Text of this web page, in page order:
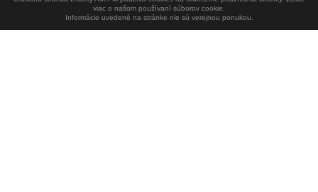
viac o našom používaní súborov cookie.
Informácie uvedené na stránke nie sú verejnou ponukou.